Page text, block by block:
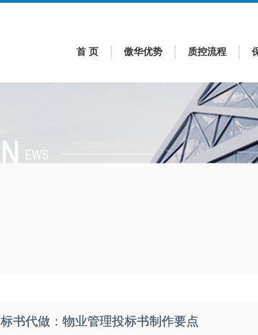
首 页 傲华优势 质控流程
标书代做：物业管理投标书制作要点